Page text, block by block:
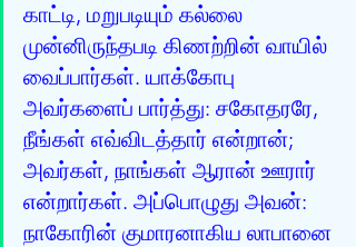
காட்டி, மறுபடியும் கல்லை
முன்னிருந்தபடி கிணற்றின் வாயில்
வைப்பார்கள். யாக்கோபு
அவர்களைப் பார்த்து: சகோதரரே,
நீங்கள் எவ்விடத்தார் என்றான்;
அவர்கள், நாங்கள் ஆரான் ஊரார்
என்றார்கள். அப்பொழுது அவன்:
நாகோரின் குமாரனாகிய லாபானை